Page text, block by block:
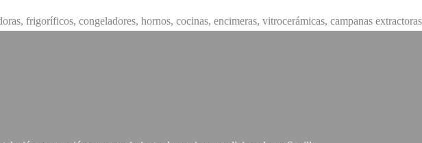
frigoríficos, congeladores, hornos, cocinas, encimeras, vitrocerámicas, campanas